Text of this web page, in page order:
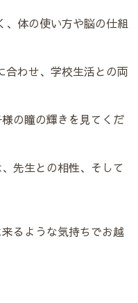
、体の使い方や脳の仕組
合わせ、学校生活との両
の瞳の輝きを見てくだ
先生との相性、そして
るような気持ちでお越